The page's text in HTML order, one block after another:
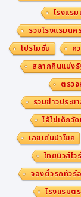
โรงแร
รวมโรงแรมนค
โปรโมชั่น
ค
สลากกินแบ่ง
ตรวจ
รวมข่าวประช
ไอ้ไข่เด็กวั
เลขเด่นนำโชค
ไทยนิวส์ไว
จองตั๋วรถทัวร์
โรงแรมต